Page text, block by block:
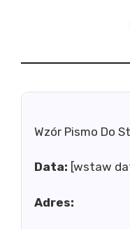
Wzór Pismo Do
Data: [wstaw
Adres: